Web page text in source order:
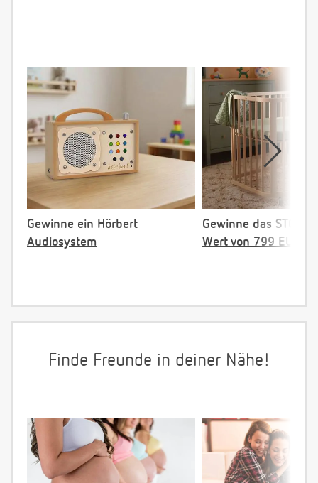
Gewinne ein Hörbert
Audiosystem
Gewinne das
Wert von 799 EUR
Finde Freunde in deiner Nähe!